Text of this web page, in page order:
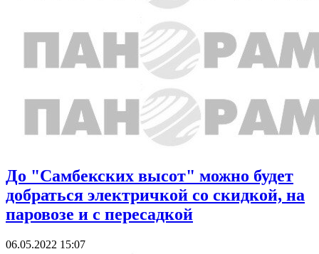
До "Самбекских высот" можно будет
добраться электричкой со скидкой, на
паровозе и с пересадкой
06.05.2022 15:07